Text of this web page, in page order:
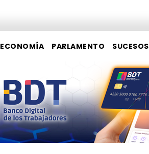
ECONOMÍA PARLAMENTO SUCESOS